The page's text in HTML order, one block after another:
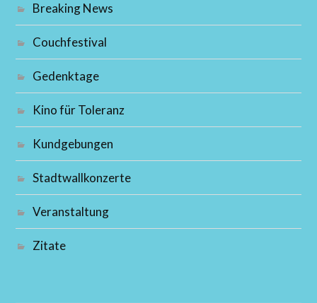
Breaking News
Couchfestival
Gedenktage
Kino für Toleranz
Kundgebungen
Stadtwallkonzerte
Veranstaltung
Zitate